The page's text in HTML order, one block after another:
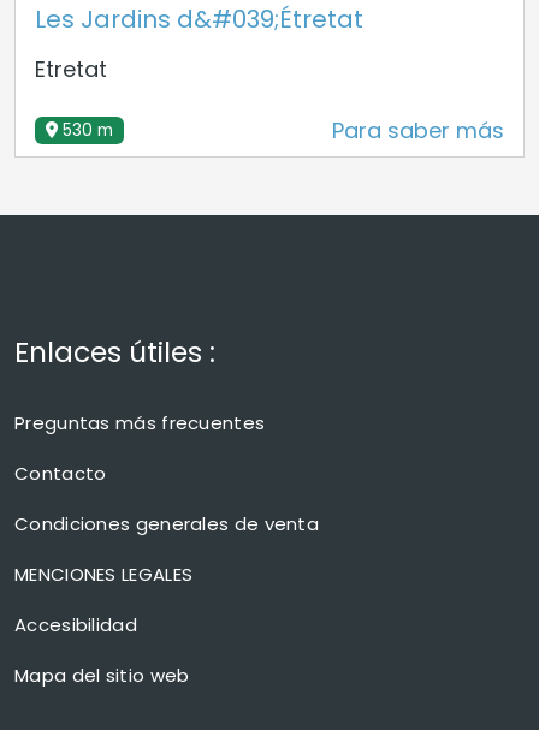
Les Jardins d&#039;Étretat
Etretat
530 m Para saber más
Enlaces útiles :
Preguntas más frecuentes
Contacto
Condiciones generales de venta
MENCIONES LEGALES
Accesibilidad
Mapa del sitio web